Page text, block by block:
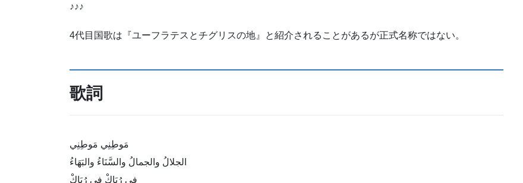
♪♪♪
4代目国歌は『ユーフラテスとチグリスの地』と紹介されることがあるが正式名称ではない。
歌詞
مَوطِنِي مَوطِنِي
الجلالُ والجمالُ والسَّنَاءُ والبَهَاءُ
في رُبَاكْ في رُبَاكْ